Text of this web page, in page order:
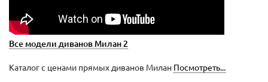
Все модели диванов Милан 2
Каталог с ценами прямых диванов Милан Посмотреть...